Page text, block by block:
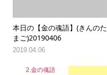
本日の【金の魂語】(きんのた
まご)20190406
2019.04.06
2.金の魂語